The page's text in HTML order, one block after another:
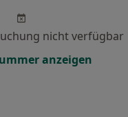
nicht verfügbar
anzeigen